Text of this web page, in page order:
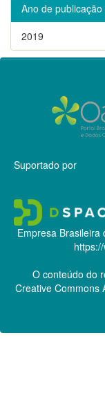
Ano de publicação
2019
Suportado por
Empresa Brasileira
O conteúdo do
Creative Commons